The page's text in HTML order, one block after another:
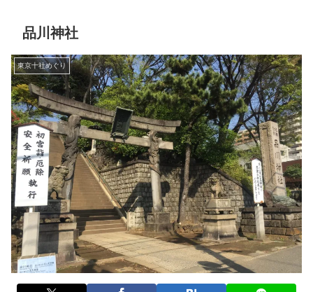
品川神社
東京十社めぐり